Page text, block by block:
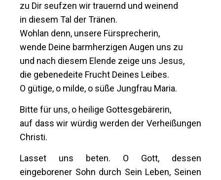
zu Dir seufzen wir trauernd und weinend
in diesem Tal der Tränen.
Wohlan denn, unsere Fürsprecherin,
wende Deine barmherzigen Augen uns zu
und nach diesem Elende zeige uns Jesus,
die gebenedeite Frucht Deines Leibes.
O gütige, o milde, o süße Jungfrau Maria.
Bitte für uns, o heilige Gottesgebärerin,
auf dass wir würdig werden der Verheißungen
Christi.
Lasset uns beten. O Gott, dessen
eingeborener Sohn durch Sein Leben, Seinen